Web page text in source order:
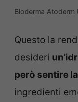
Bioderma Atoderm
Questo la
desideri
però sentire
ingredienti